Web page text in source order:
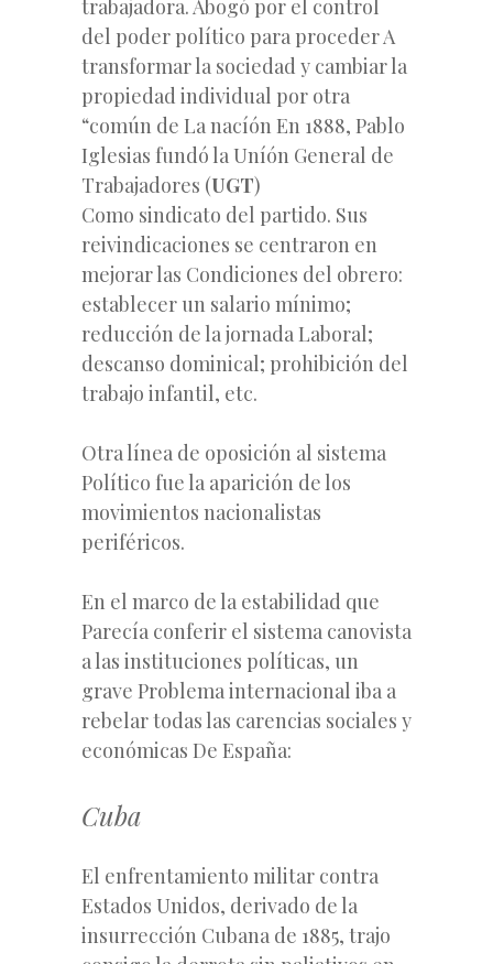
trabajadora. Abogó por el control
del poder político para proceder A
transformar la sociedad y cambiar la
propiedad individual por otra
“común de La nacíón En 1888, Pablo
Iglesias fundó la Uníón General de
Trabajadores (UGT)
Como sindicato del partido. Sus
reivindicaciones se centraron en
mejorar las Condiciones del obrero:
establecer un salario mínimo;
reducción de la jornada Laboral;
descanso dominical; prohibición del
trabajo infantil, etc.
Otra línea de oposición al sistema
Político fue la aparición de los
movimientos nacionalistas
periféricos.
En el marco de la estabilidad que
Parecía conferir el sistema canovista
a las instituciones políticas, un
grave Problema internacional iba a
rebelar todas las carencias sociales y
económicas De España:
Cuba
El enfrentamiento militar contra
Estados Unidos, derivado de la
insurrección Cubana de 1885, trajo